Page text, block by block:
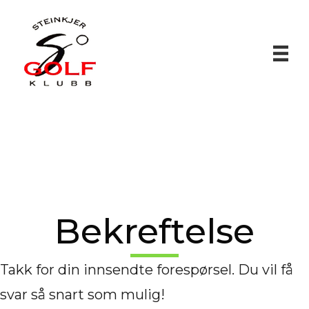
Bekreftelse
Takk for din innsendte forespørsel. Du vil få
svar så snart som mulig!